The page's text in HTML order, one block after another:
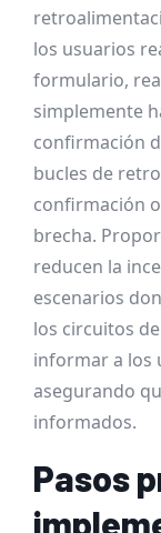
los usuarios
formulario,
simplemente
confirmación
bucles de
confirmación
brecha.
reducen la
escenarios
los circuitos
informar a los
asegurando
informados.
Pasos